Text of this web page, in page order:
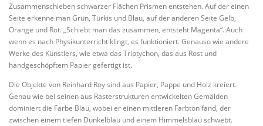
Zusammenschieben schwarzer Flächen Prismen entstehen. Auf der einen
Seite erkenne man Grün, Türkis und Blau, auf der anderen Seite Gelb,
Orange und Rot. „Schiebt man das zusammen, entsteht Magenta“. Auch
wenn es nach Physikunterricht klingt, es funktioniert. Genauso wie andere
Werke des Künstlers, wie etwa das Triptychon, das aus Rost und
handgeschöpftem Papier gefertigt ist.
Die Objekte von Reinhard Roy sind aus Papier, Pappe und Holz kreiert.
Genau wie bei seinen aus Rasterstrukturen entwickelten Gemälden
dominiert die Farbe Blau, wobei er einen mittleren Farbton fand, der
zwischen einem tiefen Dunkelblau und einem Himmelsblau schwebt.